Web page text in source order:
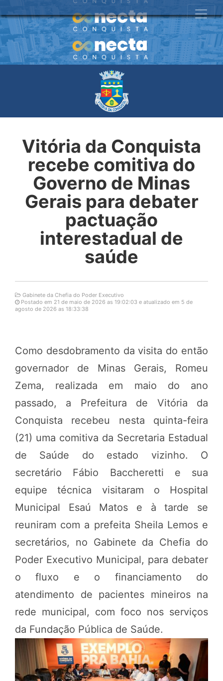
Vitória da Conquista
recebe comitiva do
Governo de Minas
Gerais para debater
pactuação
interestadual de
saúde
Gabinete da Chefia do Poder Executivo
Postado em 21 de maio de 2026 as 19:02:03 e atualizado em 5 de
agosto de 2026 as 18:33:38
Como desdobramento da visita do então
governador de Minas Gerais, Romeu
Zema, realizada em maio do ano
passado, a Prefeitura de Vitória da
Conquista recebeu nesta quinta-feira
(21) uma comitiva da Secretaria Estadual
de Saúde do estado vizinho. O
secretário Fábio Baccheretti e sua
equipe técnica visitaram o Hospital
Municipal Esaú Matos e à tarde se
reuniram com a prefeita Sheila Lemos e
secretários, no Gabinete da Chefia do
Poder Executivo Municipal, para debater
o fluxo e o financiamento do
atendimento de pacientes mineiros na
rede municipal, com foco nos serviços
da Fundação Pública de Saúde.